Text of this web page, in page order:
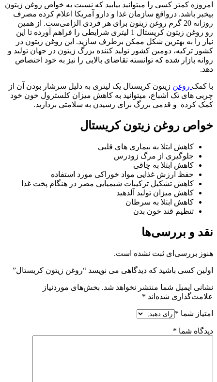
امروزه کمتر کسی را میتوانید بیابید که نسبت به خواص روغن زیتون
بیخبر باشد. درواقع سازمان غذا و دارو آمریکا اعلام کرده مصرف
روزانه 20 گرم روغن زیتون برای هر فردی الزامی‌ست. از همین
رو روغن زیتون کریستال 1 لیتری شرایطی را فراهم آورده تا این
نیاز را به بهترین شکل ممکن برطرف سازید. این روغن زیتون در
کشور ترکیه، دومین کشور تولید کننده بزرگ زیتون در جهان تولید و
روانه بازار شده که توانسته تقاضای بالایی را نیز به خود اختصاص
دهد.
با کمک روغن زیتون کریستال یک لیتری به دلیل سرشار بودن آن از
چربی های تک اشباع، میتوانید به کاهش میزان کلسترول خون خود
کمک کرده و قدمی بزرگ برای رسیدن به سلامتی بردارید.
خواص روغن زیتون کریستال
کاهش ابتلا به بیماری های قلبی
جلوگیری از مرگ زودرس
کاهش ابتلا به چاقی
حفظ ارزش غذایی مواد خوراکی مورد استفاده
کاهش تشکیل ترکیبات شیمیایی مضر در هنگام پخت غذا
کاهش میزان تولید آلدهید
کاهش ابتلا به سرطان
تنظیم قند خون بدن
نقد و بررسی‌ها
هنوز بررسی‌ای ثبت نشده است.
اولین کسی باشید که دیدگاهی می نویسد “روغن زیتون کریستال”
نشانی ایمیل شما منتشر نخواهد شد. بخش‌های موردنیاز
علامت‌گذاری شده‌اند *
امتیاز شما *
دیدگاه شما *